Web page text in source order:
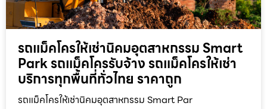
รถแม็คโครให้เช่านิคมอุตสาหกรรม Smart
Park รถแม็คโครรับจ้าง รถแม็คโครให้เช่า
บริการทุกพื้นที่ทั่วไทย ราคาถูก
รถแม็คโครให้เช่านิคมอุตสาหกรรม Smart Par